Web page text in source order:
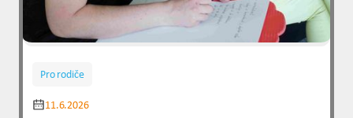
Pro rodiče
11.6.2026